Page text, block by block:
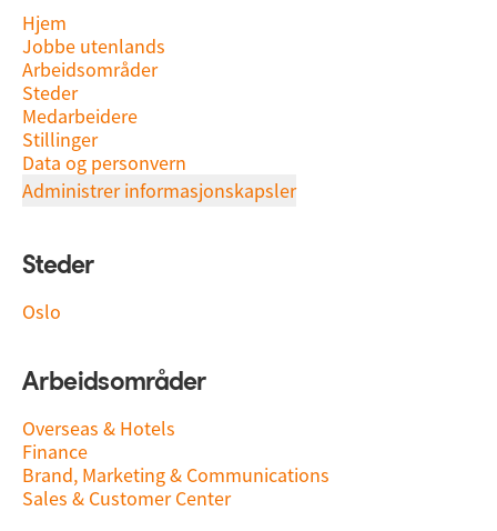
Hjem
Jobbe utenlands
Arbeidsområder
Steder
Medarbeidere
Stillinger
Data og personvern
Administrer informasjonskapsler
Steder
Oslo
Arbeidsområder
Overseas & Hotels
Finance
Brand, Marketing & Communications
Sales & Customer Center